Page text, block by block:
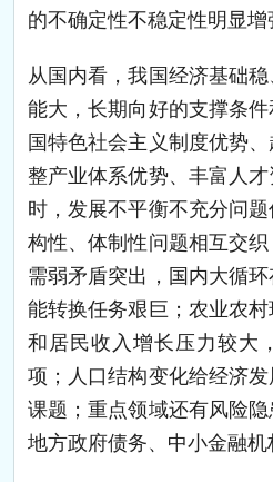
的不确定性不稳定性明显增
从国内看，我国经济基础
能大，长期向好的支撑条
国特色社会主义制度优势
整产业体系优势、丰富人
时，发展不平衡不充分问
构性、体制性问题相互交
需弱矛盾突出，国内大循
能转换任务艰巨；农业农
和居民收入增长压力较大
项；人口结构变化给经济
课题；重点领域还有风险隐
地方政府债务、中小金融机